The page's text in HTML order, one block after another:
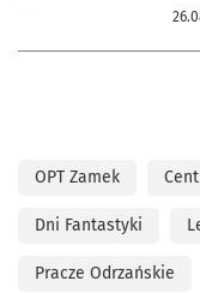
OPT Zamek
Dni Fantastyki
Pracze Odrzańskie